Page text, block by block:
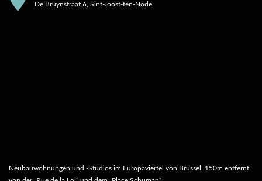
De Bruynstraat 6, Sint-Joost-ten-Node
Neubauwohnungen und -Studios im Europaviertel von Brüssel, 150m entfernt